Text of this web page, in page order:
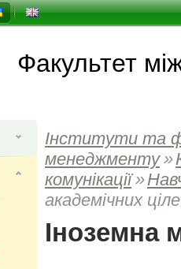
Факультет
Інститути та
менеджменту »
комунікації »
академічних
Іноземна